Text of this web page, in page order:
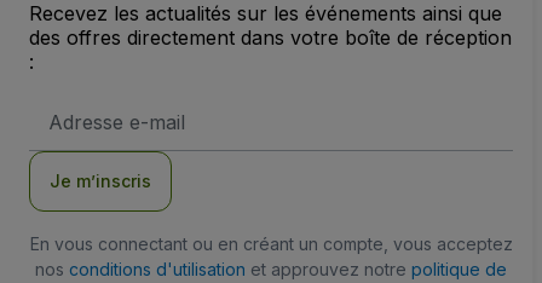
Recevez les actualités sur les événements ainsi que
des offres directement dans votre boîte de réception
:
e-
Je m’inscris
En vous connectant ou en créant un compte, vous acceptez
nos conditions d'utilisation et approuvez notre politique de